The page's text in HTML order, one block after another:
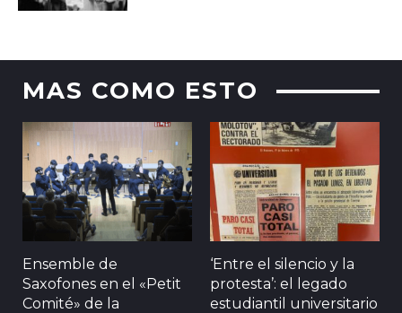
MAS COMO ESTO
Ensemble de
Saxofones en el «Petit
Comité» de la
‘Entre el silencio y la
protesta’: el legado
estudiantil universitario